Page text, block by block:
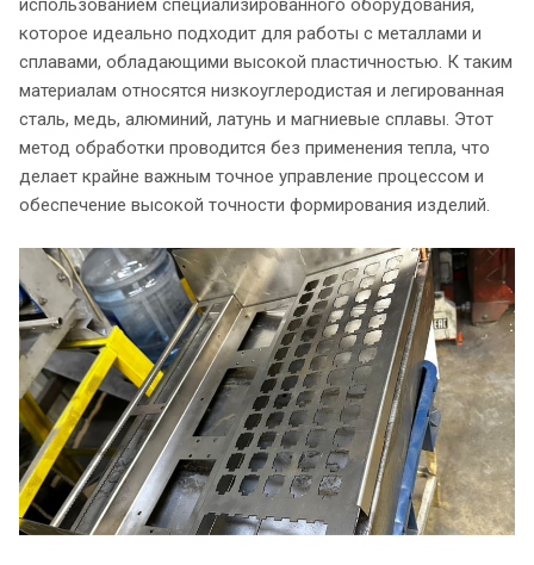
использованием специализированного оборудования,
которое идеально подходит для работы с металлами и
сплавами, обладающими высокой пластичностью. К таким
материалам относятся низкоуглеродистая и легированная
сталь, медь, алюминий, латунь и магниевые сплавы. Этот
метод обработки проводится без применения тепла, что
делает крайне важным точное управление процессом и
обеспечение высокой точности формирования изделий.